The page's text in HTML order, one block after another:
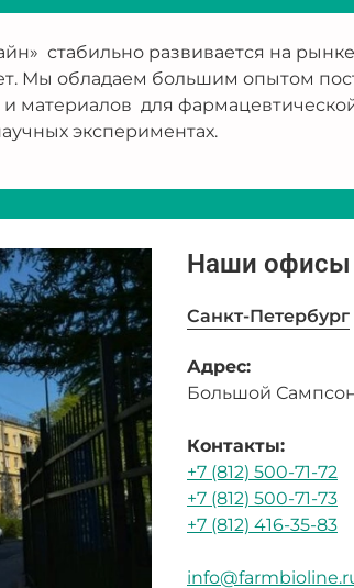
стабильно развивается на
Мы обладаем большим опытом
материалов для
экспериментах.
Наши офисы
Санкт-Петербург
Адрес:
Большой
Контакты:
+7 (812) 500-71-72
+7 (812) 500-71-73
+7 (812) 416-35-83